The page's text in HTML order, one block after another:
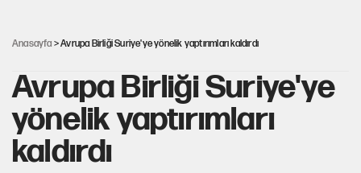
Anasayfa > Avrupa Birliği Suriye'ye yönelik yaptırımları kaldırdı
Avrupa Birliği Suriye'ye
yönelik yaptırımları
kaldırdı